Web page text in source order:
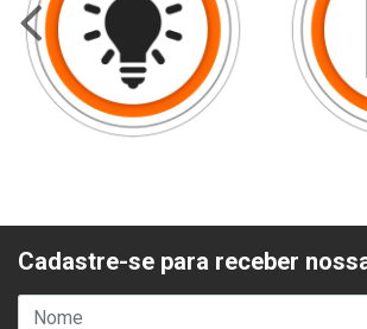
Cadastre-se para receber